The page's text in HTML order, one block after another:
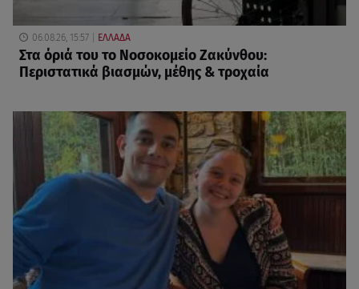
06.08.26, 15:57 ΕΛΛΑΔΑ
Στα όριά του το Νοσοκομείο Ζακύνθου:
Περιστατικά βιασμών, μέθης & τροχαία